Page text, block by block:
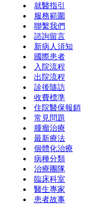
就醫指引
服務範圍
聯繫我們
諮詢留言
新病人須知
國際患者
入院流程
出院流程
診後隨訪
收費標準
住院醫保報銷
常見問題
腫瘤治療
最新療法
個體化治療
病種分類
治療團隊
臨床科室
醫生專家
患者故事